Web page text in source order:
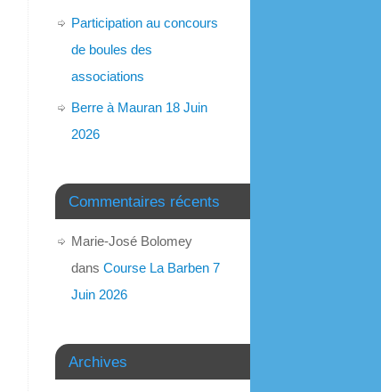
Participation au concours
de boules des
associations
Berre à Mauran 18 Juin
2026
Commentaires récents
Marie-José Bolomey
dans Course La Barben 7
Juin 2026
Archives